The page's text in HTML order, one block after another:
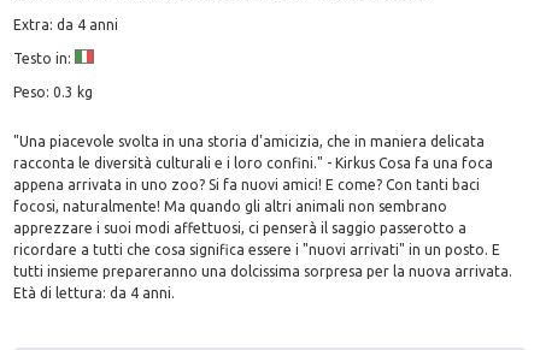
Extra: da 4 anni
Testo in:
Peso: 0.3 kg
"Una piacevole svolta in una storia d'amicizia, che in maniera delicata
racconta le diversità culturali e i loro confini." - Kirkus Cosa fa una foca
appena arrivata in uno zoo? Si fa nuovi amici! E come? Con tanti baci
focosi, naturalmente! Ma quando gli altri animali non sembrano
apprezzare i suoi modi affettuosi, ci penserà il saggio passerotto a
ricordare a tutti che cosa significa essere i "nuovi arrivati" in un posto. E
tutti insieme prepareranno una dolcissima sorpresa per la nuova arrivata.
Età di lettura: da 4 anni.